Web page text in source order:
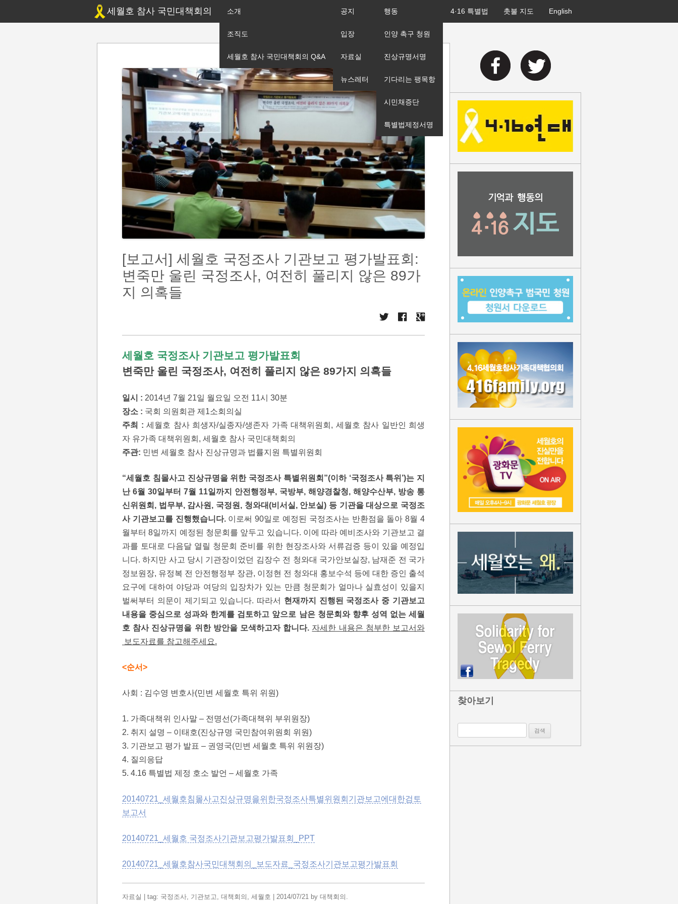
[보고서] 세월호 국정조사 기관보고 평가발표회:
변죽만 울린 국정조사, 여전히 풀리지 않은 89가
지 의혹들
세월호 국정조사 기관보고 평가발표회
변죽만 울린 국정조사, 여전히 풀리지 않은 89가지 의혹들
일시 : 2014년 7월 21일 월요일 오전 11시 30분
장소 : 국회 의원회관 제1소회의실
주최 : 세월호 참사 희생자/실종자/생존자 가족 대책위원회, 세월호 참사 일반인 희생
자 유가족 대책위원회, 세월호 참사 국민대책회의
주관: 민변 세월호 참사 진상규명과 법률지원 특별위원회
“세월호 침몰사고 진상규명을 위한 국정조사 특별위원회”(이하 ‘국정조사 특위’)는 지
난 6월 30일부터 7월 11일까지 안전행정부, 국방부, 해양경찰청, 해양수산부, 방송 통
신위원회, 법무부, 감사원, 국정원, 청와대(비서실, 안보실) 등 기관을 대상으로 국정조
사 기관보고를 진행했습니다.이로써 90일로 예정된 국정조사는 반환점을 돌아 8월 4
월부터 8일까지 예정된 청문회를 앞두고 있습니다. 이에 따라 예비조사와 기관보고 결
과를 토대로 다음달 열릴 청문회 준비를 위한 현장조사와 서류검증 등이 있을 예정입
니다. 하지만 사고 당시 기관장이었던 김장수 전 청와대 국가안보실장, 남재준 전 국가
정보원장, 유정복 전 안전행정부 장관, 이정현 전 청와대 홍보수석 등에 대한 증인 출석
요구에 대하여 야당과 여당의 입장차가 있는 만큼 청문회가 얼마나 실효성이 있을지
벌써부터 의문이 제기되고 있습니다. 따라서 현재까지 진행된 국정조사 중 기관보고
내용을 중심으로 성과와 한계를 검토하고 앞으로 남은 청문회와 향후 성역 없는 세월
호 참사 진상규명을 위한 방안을 모색하고자 합니다. 자세한 내용은 첨부한 보고서와
보도자료를 참고해주세요.
<순서>
사회 : 김수영 변호사(민변 세월호 특위 위원)
1. 가족대책위 인사말 – 전명선(가족대책위 부위원장)
2. 취지 설명 – 이태호(진상규명 국민참여위원회 위원)
3. 기관보고 평가 발표 – 권영국(민변 세월호 특위 위원장)
4. 질의응답
5. 4.16 특별법 제정 호소 발언 – 세월호 가족
20140721_세월호침몰사고진상규명을위한국정조사특별위원회기관보고에대한검토
보고서
20140721_세월호 국정조사기관보고평가발표회_PPT
20140721_세월호참사국민대책회의_보도자료_국정조사기관보고평가발표회
자료실 | tag: 국정조사 기관보고 대책회의 세월호 | 2014/07/21 by 대책회의
찾아보기
세월호 참사 국민대책회의 소개
조직도
세월호 참사 국민대책회의 Q&A
공지
입장
자료실
뉴스레터
행동
인양 촉구 청원
진상규명서명
기다리는 팽목항
시민채증단
특별법제정서명
4·16 특별법 촛불 지도 English